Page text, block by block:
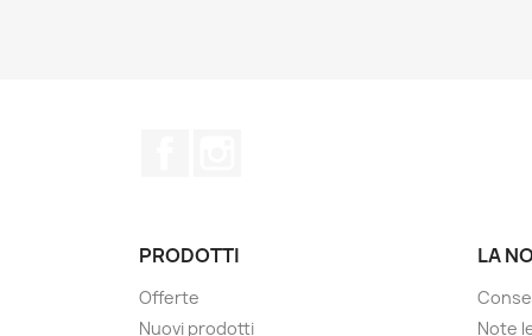
PRODOTTI
Offerte
Nuovi prodotti
LA
Note